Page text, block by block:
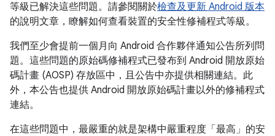
等級已解決這些問題。請參閱關於檢查及更新 Android 版本
的說明文章，瞭解如何查看裝置的安全性修補程式等級。
我們至少會提前一個月向 Android 合作夥伴通知公告所列問
題。這些問題的原始碼修補程式已發布到 Android 開放原始
碼計畫 (AOSP) 存放區中，且公告中亦提供相關連結。此
外，本公告也提供 Android 開放原始碼計畫以外的修補程式
連結。
在這些問題中，最嚴重的就是架構中嚴重程度「最高」的安